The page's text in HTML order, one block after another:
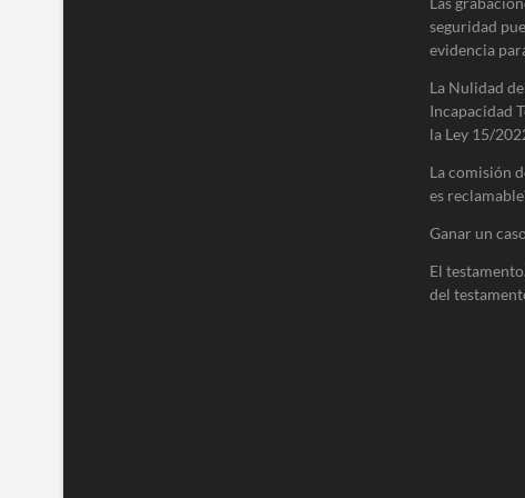
seguridad
evidencia
La Nulidad
Incapacidad
la Ley 15/​
La comisión
es
Ganar un
El
del